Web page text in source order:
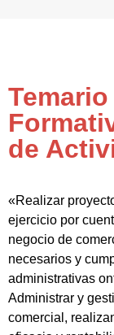
de
«Realizar
ejercicio por
negocio de
necesarios y
administrativas
Administrar y
comercial,